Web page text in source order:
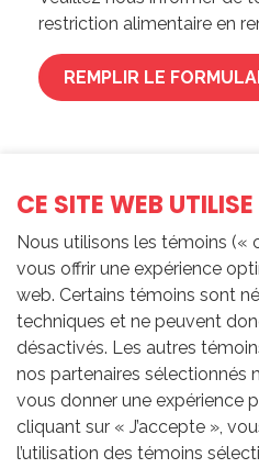
restriction alimentaire en
REMPLIR LE
CE SITE WEB
Nous utilisons les témoins («
vous offrir une expérience
web. Certains témoins sont
techniques et ne peuvent
désactivés. Les autres
nos partenaires sélectionnés
vous donner une expérience
cliquant sur « J’accepte »,
l’utilisation des témoins